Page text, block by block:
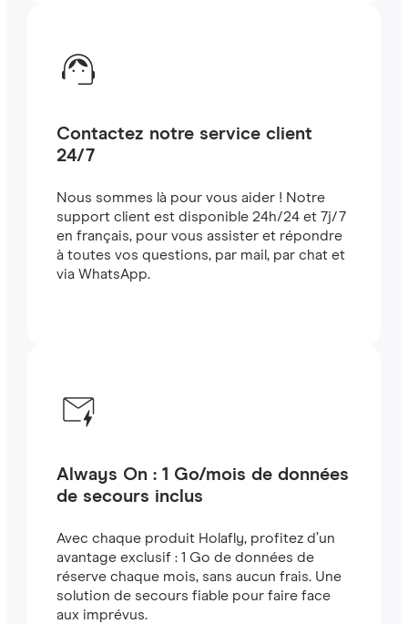
Contactez notre service client
24/7
Nous sommes là pour vous aider ! Notre
support client est disponible 24h/24 et 7j/7
en français, pour vous assister et répondre
à toutes vos questions, par mail, par chat et
via WhatsApp.
Always On : 1 Go/mois de données
de secours inclus
Avec chaque produit Holafly, profitez d’un
avantage exclusif : 1 Go de données de
réserve chaque mois, sans aucun frais. Une
solution de secours fiable pour faire face
aux imprévus.